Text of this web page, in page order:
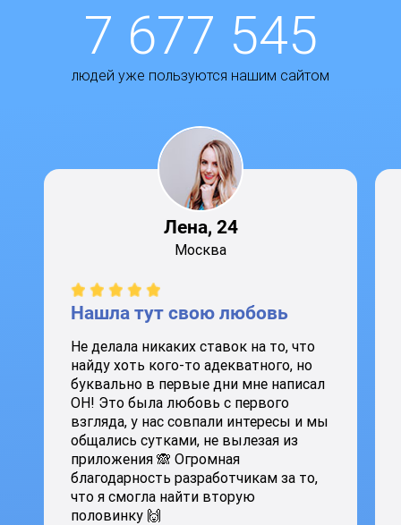
7 677 545
людей уже пользуются нашим сайтом
Лена, 24
Москва
Нашла тут свою любовь
Не делала никаких ставок на то, что
найду хоть кого-то адекватного, но
буквально в первые дни мне написал
ОН! Это была любовь с первого
взгляда, у нас совпали интересы и мы
общались сутками, не вылезая из
приложения 🙈 Огромная
благодарность разработчикам за то,
что я смогла найти вторую
половинку 🙌